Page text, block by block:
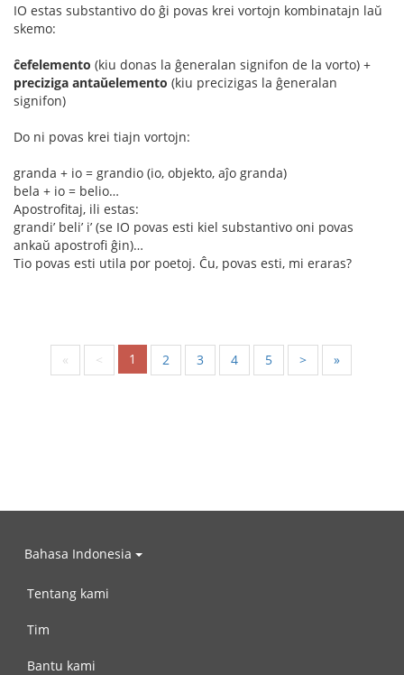
IO estas substantivo do ĝi povas krei vortojn kombinatajn laŭ
skemo:
ĉefelemento (kiu donas la ĝeneralan signifon de la vorto) +
preciziga antaŭelemento (kiu precizigas la ĝeneralan
signifon)
Do ni povas krei tiajn vortojn:
granda + io = grandio (io, objekto, aĵo granda)
bela + io = belio…
Apostrofitaj, ili estas:
grandi’ beli’ i’ (se IO povas esti kiel substantivo oni povas
ankaŭ apostrofi ĝin)…
Tio povas esti utila por poetoj. Ĉu, povas esti, mi eraras?
« < 1 2 3 4 5 > »
Bahasa Indonesia
Tentang kami
Tim
Bantu kami